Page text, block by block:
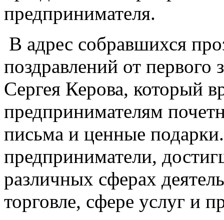
предпринимателя.
В адрес собравшихся
поздравлений от первого
Сергея Керова, который
предпринимателям
письма и ценные
предприниматели,
различных сферах
торговле, сфере услуг и